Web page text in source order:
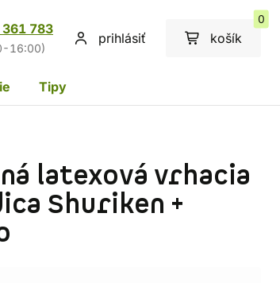
783
16:00)
prihlásiť košík
0
Tipy
latexová vrhacia
Shuriken +